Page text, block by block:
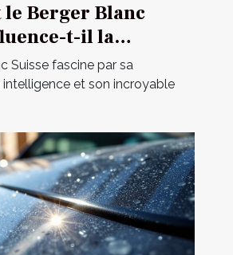
le Berger Blanc
t-il la
familiale ?
Suisse fascine par sa
et son incroyable